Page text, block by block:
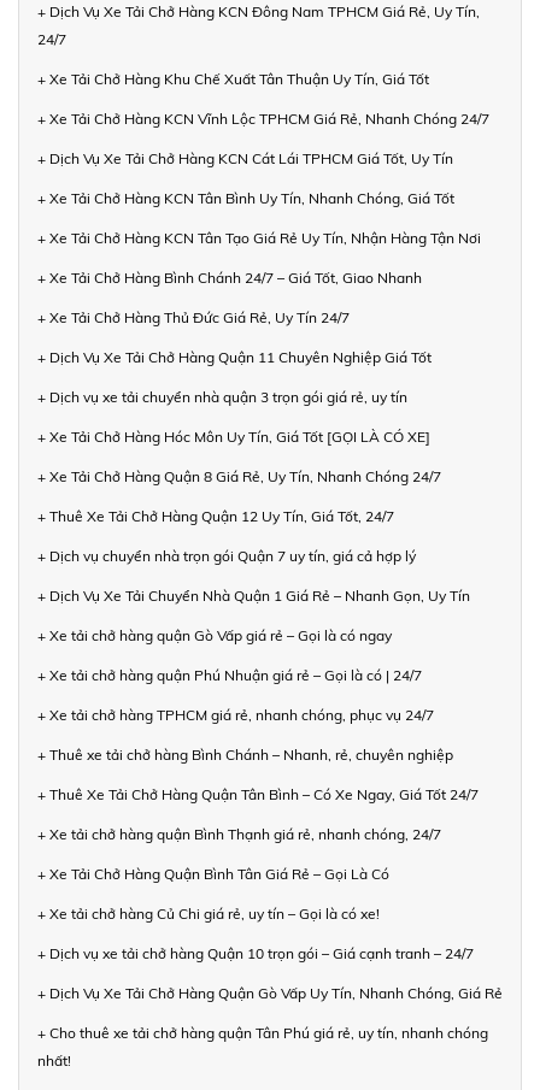
+ Dịch Vụ Xe Tải Chở Hàng KCN Đông Nam TPHCM Giá Rẻ, Uy Tín,
24/7
+ Xe Tải Chở Hàng Khu Chế Xuất Tân Thuận Uy Tín, Giá Tốt
+ Xe Tải Chở Hàng KCN Vĩnh Lộc TPHCM Giá Rẻ, Nhanh Chóng 24/7
+ Dịch Vụ Xe Tải Chở Hàng KCN Cát Lái TPHCM Giá Tốt, Uy Tín
+ Xe Tải Chở Hàng KCN Tân Bình Uy Tín, Nhanh Chóng, Giá Tốt
+ Xe Tải Chở Hàng KCN Tân Tạo Giá Rẻ Uy Tín, Nhận Hàng Tận Nơi
+ Xe Tải Chở Hàng Bình Chánh 24/7 – Giá Tốt, Giao Nhanh
+ Xe Tải Chở Hàng Thủ Đức Giá Rẻ, Uy Tín 24/7
+ Dịch Vụ Xe Tải Chở Hàng Quận 11 Chuyên Nghiệp Giá Tốt
+ Dịch vụ xe tải chuyển nhà quận 3 trọn gói giá rẻ, uy tín
+ Xe Tải Chở Hàng Hóc Môn Uy Tín, Giá Tốt [GỌI LÀ CÓ XE]
+ Xe Tải Chở Hàng Quận 8 Giá Rẻ, Uy Tín, Nhanh Chóng 24/7
+ Thuê Xe Tải Chở Hàng Quận 12 Uy Tín, Giá Tốt, 24/7
+ Dịch vụ chuyển nhà trọn gói Quận 7 uy tín, giá cả hợp lý
+ Dịch Vụ Xe Tải Chuyển Nhà Quận 1 Giá Rẻ – Nhanh Gọn, Uy Tín
+ Xe tải chở hàng quận Gò Vấp giá rẻ – Gọi là có ngay
+ Xe tải chở hàng quận Phú Nhuận giá rẻ – Gọi là có | 24/7
+ Xe tải chở hàng TPHCM giá rẻ, nhanh chóng, phục vụ 24/7
+ Thuê xe tải chở hàng Bình Chánh – Nhanh, rẻ, chuyên nghiệp
+ Thuê Xe Tải Chở Hàng Quận Tân Bình – Có Xe Ngay, Giá Tốt 24/7
+ Xe tải chở hàng quận Bình Thạnh giá rẻ, nhanh chóng, 24/7
+ Xe Tải Chở Hàng Quận Bình Tân Giá Rẻ – Gọi Là Có
+ Xe tải chở hàng Củ Chi giá rẻ, uy tín – Gọi là có xe!
+ Dịch vụ xe tải chở hàng Quận 10 trọn gói – Giá cạnh tranh – 24/7
+ Dịch Vụ Xe Tải Chở Hàng Quận Gò Vấp Uy Tín, Nhanh Chóng, Giá Rẻ
+ Cho thuê xe tải chở hàng quận Tân Phú giá rẻ, uy tín, nhanh chóng
nhất!